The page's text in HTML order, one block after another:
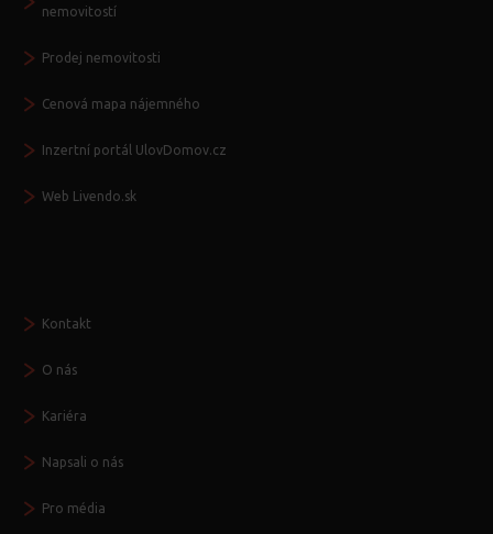
nemovitostí
Prodej nemovitosti
Cenová mapa nájemného
Inzertní portál UlovDomov.cz
Web Livendo.sk
Kontakt
O nás
Kariéra
Napsali o nás
Pro média